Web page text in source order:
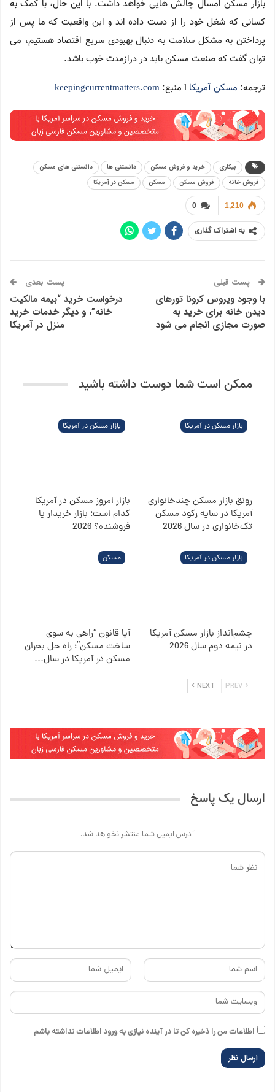
بازار مسکن امسال چالش هایی خواهد داشت. با این حال، با کمک به
کسانی که شغل خود را از دست داده اند و این واقعیت که ما پس از
پرداختن به مشکل سلامت به دنبال بهبودی سریع اقتصاد هستیم، می
توان گفت که صنعت مسکن باید در درازمدت خوب باشد.
ترجمه: مسکن آمریکا keepingcurrentmatters.com
بیکاری خرید و فروش مسکن دانستنی ها
دانستنی های مسکن
فروش خانه
فروش مسکن مسکن مسکن در آمریکا
0 1,210
به اشتراک گذاری
پست قبلی
با وجود ویروس کرونا تورهای
دیدن خانه برای خرید به
صورت مجازی انجام می شود
پست بعدی
درخواست خرید “بیمه مالکیت
خانه”، و دیگر خدمات خرید
منزل در آمریکا
ممکن است شما دوست داشته باشید
بازار مسکن در آمریکا
رونق بازار مسکن چندخانواری
آمریکا در سایه رکود مسکن
تک‌خانواری در سال 2026
بازار مسکن در آمریکا
بازار امروز مسکن در آمریکا
کدام است؛ بازار خریدار یا
فروشنده؟ 2026
بازار مسکن در آمریکا
چشم‌انداز بازار مسکن آمریکا
در نیمه دوم سال 2026
مسکن
آیا قانون “راهی به سوی
ساخت مسکن”؛ راه حل بحران
مسکن در آمریکا در سال…
NEXT
ارسال یک پاسخ
آدرس ایمیل شما منتشر نخواهد شد.
اطلاعات من را ذخیره کن تا در آینده نیازی به ورود اطلاعات نداشته باشم